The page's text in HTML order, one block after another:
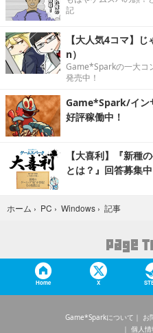
記
【大人気4コマ】
n）
Game*Sparkの一大コ
発売中！
Game*Spark/イン
好評稼働中！
【大喜利】『新種
とは？』回答募集中
ホーム › PC › Windows › 記事
Home X
Game*Sparkについて お
個人